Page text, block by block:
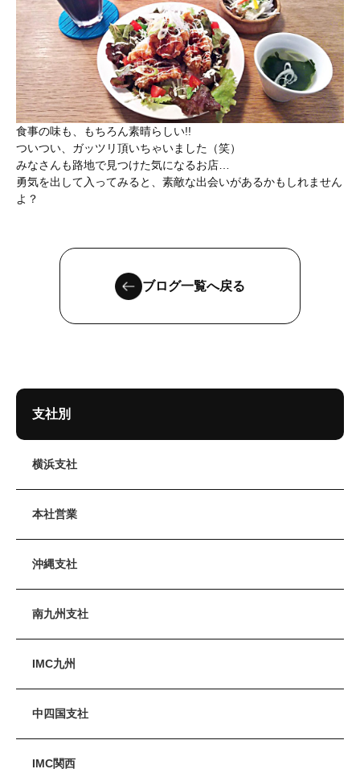
食事の味も、もちろん素晴らしい!!
ついつい、ガッツリ頂いちゃいました（笑）
みなさんも路地で見つけた気になるお店…
勇気を出して入ってみると、素敵な出会いがあるかもしれません
よ？
ブログ一覧へ戻る
支社別
横浜支社
本社営業
沖縄支社
南九州支社
IMC九州
中四国支社
IMC関西